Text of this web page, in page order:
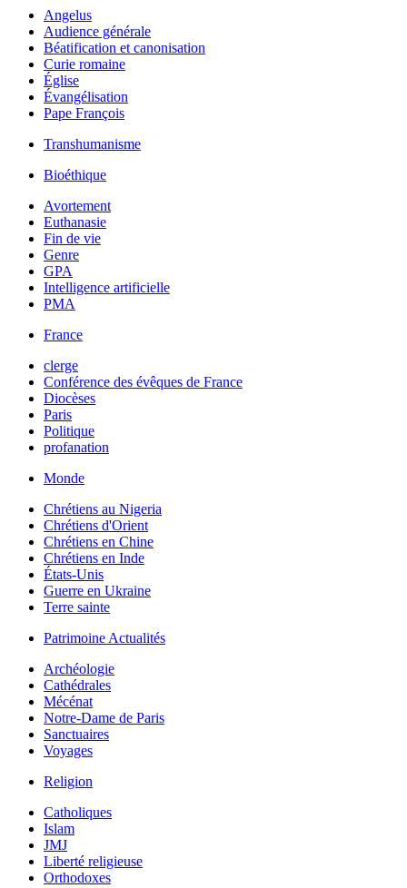
Angelus
Audience générale
Béatification et canonisation
Curie romaine
Église
Évangélisation
Pape François
Transhumanisme
Bioéthique
Avortement
Euthanasie
Fin de vie
Genre
GPA
Intelligence artificielle
PMA
France
clerge
Conférence des évêques de France
Diocèses
Paris
Politique
profanation
Monde
Chrétiens au Nigeria
Chrétiens d'Orient
Chrétiens en Chine
Chrétiens en Inde
États-Unis
Guerre en Ukraine
Terre sainte
Patrimoine Actualités
Archéologie
Cathédrales
Mécénat
Notre-Dame de Paris
Sanctuaires
Voyages
Religion
Catholiques
Islam
JMJ
Liberté religieuse
Orthodoxes